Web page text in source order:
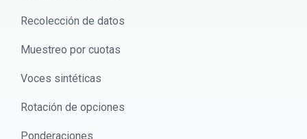
Recolección de datos
Muestreo por cuotas
Voces sintéticas
Rotación de opciones
Ponderaciones